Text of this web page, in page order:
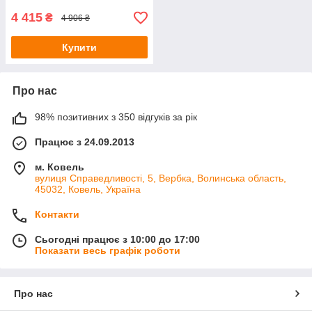
4 415 ₴ 4 906 ₴
Купити
Про нас
98% позитивних з 350 відгуків за рік
Працює з 24.09.2013
м. Ковель
вулиця Справедливості, 5, Вербка, Волинська область,
45032, Ковель, Україна
Контакти
Сьогодні працює з 10:00 до 17:00
Показати весь графік роботи
Про нас